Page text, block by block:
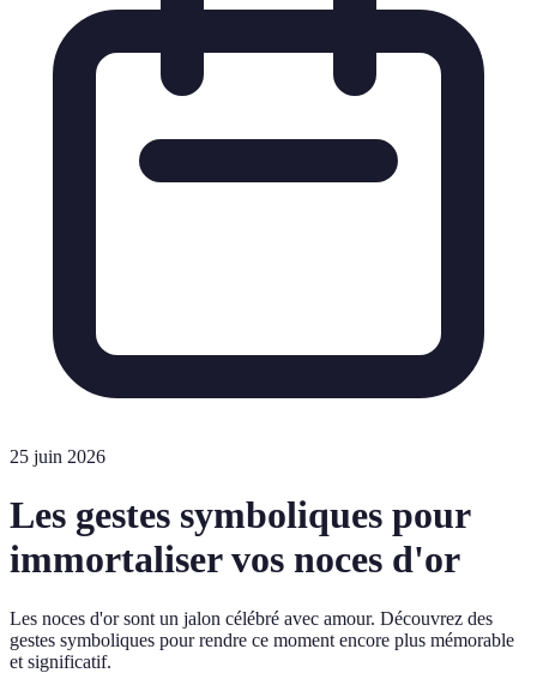
25 juin 2026
Les gestes symboliques pour
immortaliser vos noces d'or
Les noces d'or sont un jalon célébré avec amour. Découvrez des
gestes symboliques pour rendre ce moment encore plus mémorable
et significatif.